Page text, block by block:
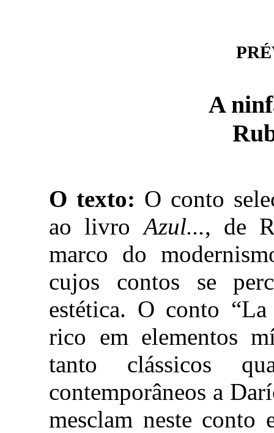
A
O texto: O conto
ao livroAzul..., de
marco do
cujos contos se
estética. O conto
rico em elementos
tanto clássicos
contemporâneos a
mesclam neste conto